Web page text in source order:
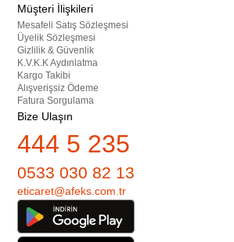
Müşteri İlişkileri
Mesafeli Satış Sözleşmesi
Üyelik Sözleşmesi
Gizlilik & Güvenlik
K.V.K.K Aydınlatma
Kargo Takibi
Alışverişsiz Ödeme
Fatura Sorgulama
Bize Ulaşın
444 5 235
0533 030 82 13
eticaret@afeks.com.tr